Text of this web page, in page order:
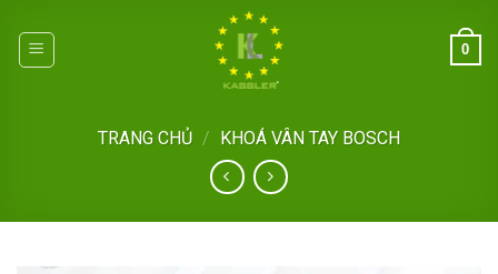
content
0
TRANG CHỦ / KHOÁ VÂN TAY BOSCH